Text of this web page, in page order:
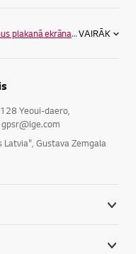
ekrāna televizorus , lai
VAIRĀK
Yeoui-daero,
Latvia", Gustava Zemgala